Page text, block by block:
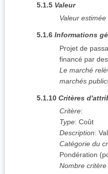
5.1.5 Valeur
Valeur estimée
5.1.6 Informations
Projet de
financé par
Le marché
marchés
5.1.10 Critères
Critère:
Type: Coût
Description:
Catégorie du
Pondération
Nombre